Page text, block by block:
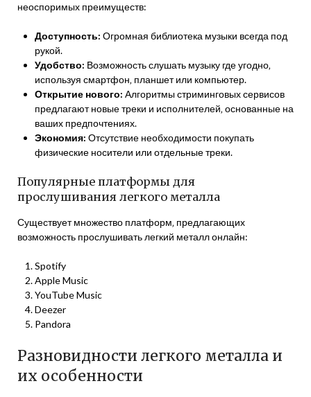
неоспоримых преимуществ:
Доступность: Огромная библиотека музыки всегда под
рукой.
Удобство: Возможность слушать музыку где угодно‚
используя смартфон‚ планшет или компьютер.
Открытие нового: Алгоритмы стриминговых сервисов
предлагают новые треки и исполнителей‚ основанные на
ваших предпочтениях.
Экономия: Отсутствие необходимости покупать
физические носители или отдельные треки.
Популярные платформы для
прослушивания легкого металла
Существует множество платформ‚ предлагающих
возможность прослушивать легкий металл онлайн:
Spotify
Apple Music
YouTube Music
Deezer
Pandora
Разновидности легкого металла и
их особенности